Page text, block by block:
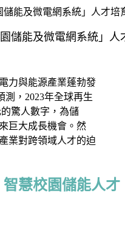
儲能及微電網系統」人
力與能源產業蓬勃發
測，2023年全球再生
驚人數字，為儲
巨大成長機會。然
業對跨領域人才的迫
慧校園儲能人才